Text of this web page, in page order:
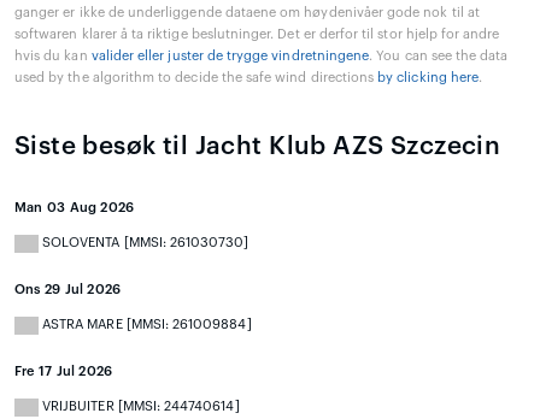
ganger er ikke de underliggende dataene om høydenivåer gode nok til at
softwaren klarer å ta riktige beslutninger. Det er derfor til stor hjelp for andre
hvis du kan valider eller juster de trygge vindretningene. You can see the data
used by the algorithm to decide the safe wind directions by clicking here.
Siste besøk til Jacht Klub AZS Szczecin
Man 03 Aug 2026
SOLOVENTA [MMSI: 261030730]
Ons 29 Jul 2026
ASTRA MARE [MMSI: 261009884]
Fre 17 Jul 2026
VRIJBUITER [MMSI: 244740614]